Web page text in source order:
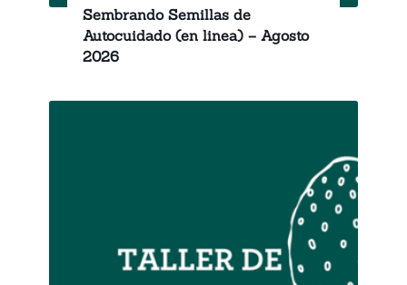
Sembrando Semillas de
Autocuidado (en linea) – Agosto
2026